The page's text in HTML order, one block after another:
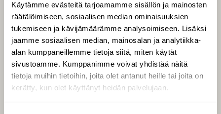
Käytämme evästeitä tarjoamamme sisällön ja mainosten
räätälöimiseen, sosiaalisen median ominaisuuksien
tukemiseen ja kävijämäärämme analysoimiseen. Lisäksi
jaamme sosiaalisen median, mainosalan ja analytiikka-
alan kumppaneillemme tietoja siitä, miten käytät
sivustoamme. Kumppanimme voivat yhdistää näitä
tietoja muihin tietoihin, joita olet antanut heille tai joita on
kerätty, kun olet käyttänyt heidän palvelujaan.
Tilaa Suomen Luonto
Tilaa digilukuoikeus
Äänestä parasta juttua
Tilaa uutiskirje